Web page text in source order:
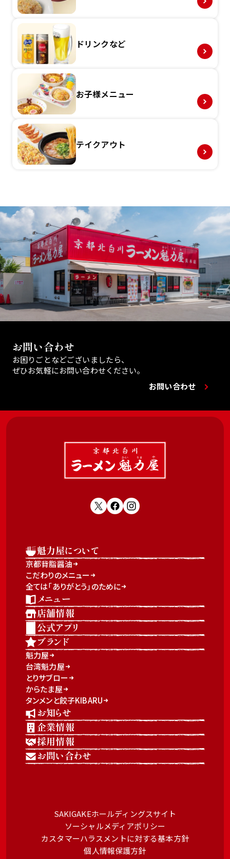
ドリンクなど
お子様メニュー
テイクアウト
お問い合わせ
お困りごとなどございましたら、
ぜひお気軽にお問い合わせください。
お問い合わせ
魁力屋について
京都背脂醤油
こだわりのメニュー
全ては「ありがとう」のために
メニュー
店舗情報
公式アプリ
ブランド
魁力屋
台湾魁力屋
とりサブロー
からたま屋
タンメンと餃子KIBARU
お知らせ
企業情報
採用情報
お問い合わせ
SAKIGAKEホールディングスサイト
ソーシャルメディアポリシー
カスタマーハラスメントに対する基本方針
個人情報保護方針